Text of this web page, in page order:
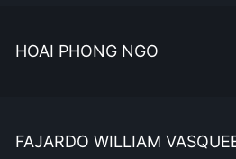
HOAI PHONG NGO
FAJARDO WILLIAM